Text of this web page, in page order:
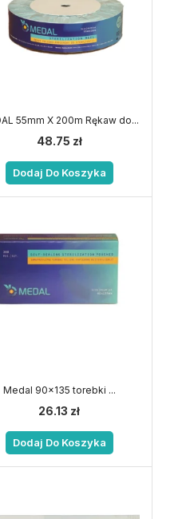
55mm X 200m Rękaw do...
48.75 zł
Dodaj Do Koszyka
Medal 90×135 torebki ...
26.13 zł
Dodaj Do Koszyka